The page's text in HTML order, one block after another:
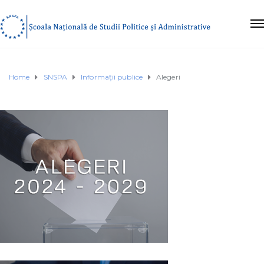
Home SNSPA Informații publice Alegeri